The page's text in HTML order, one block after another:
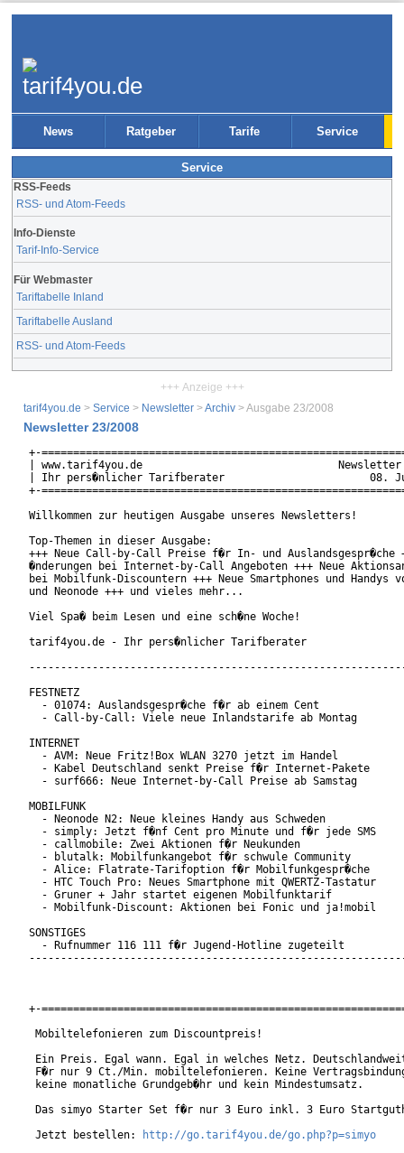
News Ratgeber Tarife Service
Service
RSS-Feeds
RSS- und Atom-Feeds
Info-Dienste
Tarif-Info-Service
Für Webmaster
Tariftabelle Inland
Tariftabelle Ausland
RSS- und Atom-Feeds
+++ Anzeige +++
tarif4you.de > Service > Newsletter >Archiv > Ausgabe 23/2008
Newsletter 23/2008
+-
| www.tarif4you.de                               Newsletter
| Ihr pers�nlicher Tarifberater                       08.
+-
Willkommen zur heutigen Ausgabe unseres Newsletters!
Top-Themen in dieser Ausgabe:
+++ Neue Call-by-Call Preise f�r In- und Auslandsgespr�che
�nderungen bei Internet-by-Call Angeboten +++ Neue
bei Mobilfunk-Discountern +++ Neue Smartphones und Handys
und Neonode +++ und vieles mehr...
Viel Spa� beim Lesen und eine sch�ne Woche!
tarif4you.de - Ihr pers�nlicher Tarifberater
FESTNETZ
  - 01074: Auslandsgespr�che f�r ab einem Cent
  - Call-by-Call: Viele neue Inlandstarife ab Montag
INTERNET
  - AVM: Neue Fritz!Box WLAN 3270 jetzt im Handel
  - Kabel Deutschland senkt Preise f�r Internet-Pakete
  - surf666: Neue Internet-by-Call Preise ab Samstag
MOBILFUNK
  - Neonode N2: Neue kleines Handy aus Schweden
  - simply: Jetzt f�nf Cent pro Minute und f�r jede SMS
  - callmobile: Zwei Aktionen f�r Neukunden
  - blutalk: Mobilfunkangebot f�r schwule Community
  - Alice: Flatrate-Tarifoption f�r Mobilfunkgespr�che
  - HTC Touch Pro: Neues Smartphone mit QWERTZ-Tastatur
  - Gruner + Jahr startet eigenen Mobilfunktarif
  - Mobilfunk-Discount: Aktionen bei Fonic und ja!mobil
SONSTIGES
  - Rufnummer 116 111 f�r Jugend-Hotline zugeteilt
+-
Mobiltelefonieren zum Discountpreis!
Ein Preis. Egal wann. Egal in welches Netz.
F�r nur 9 Ct./Min. mobiltelefonieren. Keine
keine monatliche Grundgeb�hr und kein Mindestumsatz.
Das simyo Starter Set f�r nur 3 Euro inkl. 3 Euro
Jetzt bestellen:
http://go.tarif4you.de/go.php?p=simyo